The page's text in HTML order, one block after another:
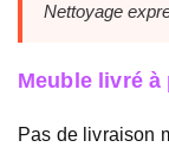
Nettoyage
Meuble livré
Pas de livraison